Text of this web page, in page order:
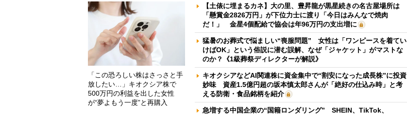
「この恐ろしい株はさっさと手
放したい…」キオクシア株で
500万円の利益を出した女性
が“夢よもう一度”と再購入
【土俵に埋まるカネ】大の里、豊昇龍が黒星続きの名古屋場所は
「懸賞金2826万円」が下位力士に渡り「今日はみんなで焼肉
だ！」 金星4個配給で協会は年96万円の支出増に
猛暑のお葬式で悩ましい“喪服問題” 女性は「ワンピースを着てい
けばOK」という俗説に潜む誤解、なぜ「ジャケット」がマストな
のか？《1級葬祭ディレクターが解説》
キオクシアなどAI関連株に資金集中で“割安になった成長株”に投資
妙味 資産1.5億円超の坂本慎太郎さんが「絶好の仕込み時」と考
える防衛・食品銘柄を紹介
急増する中国企業の“国籍ロンダリング” SHEIN、TikTok、